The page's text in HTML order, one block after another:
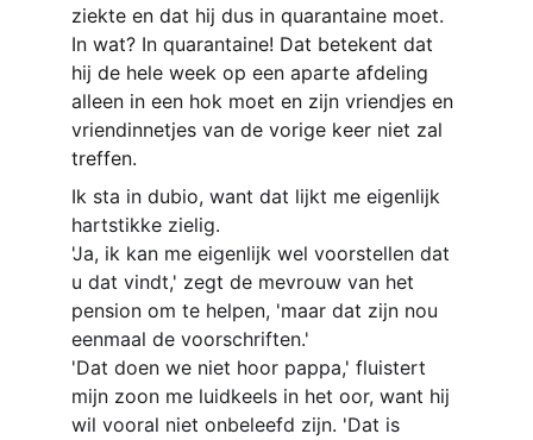
ziekte en dat hij dus in quarantaine moet.
In wat? In quarantaine! Dat betekent dat
hij de hele week op een aparte afdeling
alleen in een hok moet en zijn vriendjes en
vriendinnetjes van de vorige keer niet zal
treffen.
Ik sta in dubio, want dat lijkt me eigenlijk
hartstikke zielig.
'Ja, ik kan me eigenlijk wel voorstellen dat
u dat vindt,' zegt de mevrouw van het
pension om te helpen, 'maar dat zijn nou
eenmaal de voorschriften.'
'Dat doen we niet hoor pappa,' fluistert
mijn zoon me luidkeels in het oor, want hij
wil vooral niet onbeleefd zijn. 'Dat is